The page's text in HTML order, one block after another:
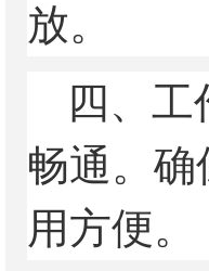
放。
四、
畅通。
用方便。